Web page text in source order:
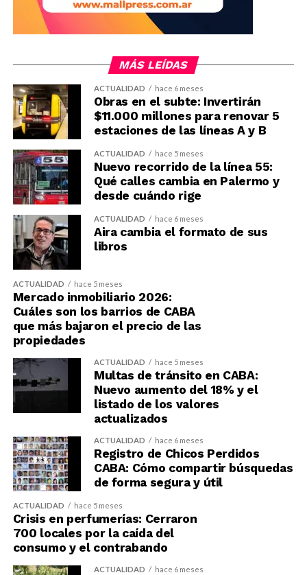
MÁS LEÍDAS
ACTUALIDAD hace 6 meses
Obras en el subte: Invertirán
$11.000 millones para renovar 5
estaciones de las líneas A y B
ACTUALIDAD hace 5 meses
Nuevo recorrido de la línea 55:
Qué calles cambia en Palermo y
desde cuándo rige
ACTUALIDAD hace 6 meses
Aira cambia el formato de sus
libros
ACTUALIDAD hace 5 meses
Mercado inmobiliario 2026:
Cuáles son los barrios de CABA
que más bajaron el precio de las
propiedades
ACTUALIDAD hace 5 meses
Multas de tránsito en CABA:
Nuevo aumento del 18% y el
listado de los valores
actualizados
ACTUALIDAD hace 6 meses
Registro de Chicos Perdidos
CABA: Cómo compartir búsquedas
de forma segura y útil
ACTUALIDAD hace 5 meses
Crisis en perfumerías: Cerraron
700 locales por la caída del
consumo y el contrabando
ACTUALIDAD hace 6 meses